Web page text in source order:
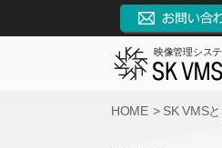
映像管理シス
HOME SK VMS